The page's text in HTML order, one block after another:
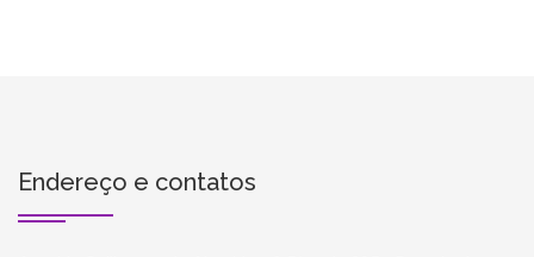
Endereço e contatos